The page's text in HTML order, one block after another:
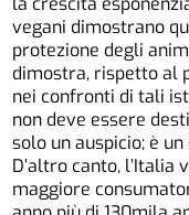
vegani dimostrano
protezione degli
dimostra, rispetto al
nei confronti di tali
non deve essere
solo un auspicio; è
D’altro canto,
maggiore